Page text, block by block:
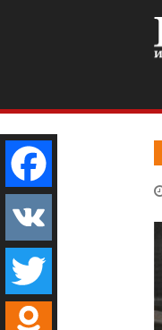
Facebook
VK
Twitter